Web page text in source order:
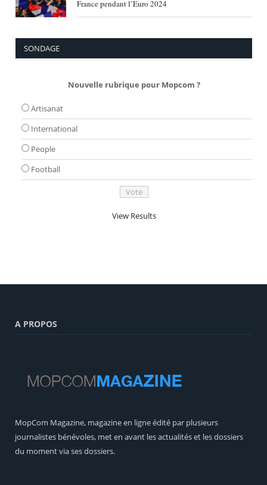
France pendant l’Euro 2024
SONDAGE
Nouvelle rubrique pour Mopcom ?
Artisanat
International
People
Football
View Results
A PROPOS
MopCom Magazine, magazine en ligne édité par plusieurs
journalistes bénévoles, met en avant les actualités et les dossiers
du moment via ses dossiers.